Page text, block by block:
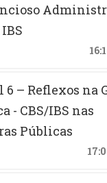
6 – Reflexos na
- CBS/IBS nas
Públicas